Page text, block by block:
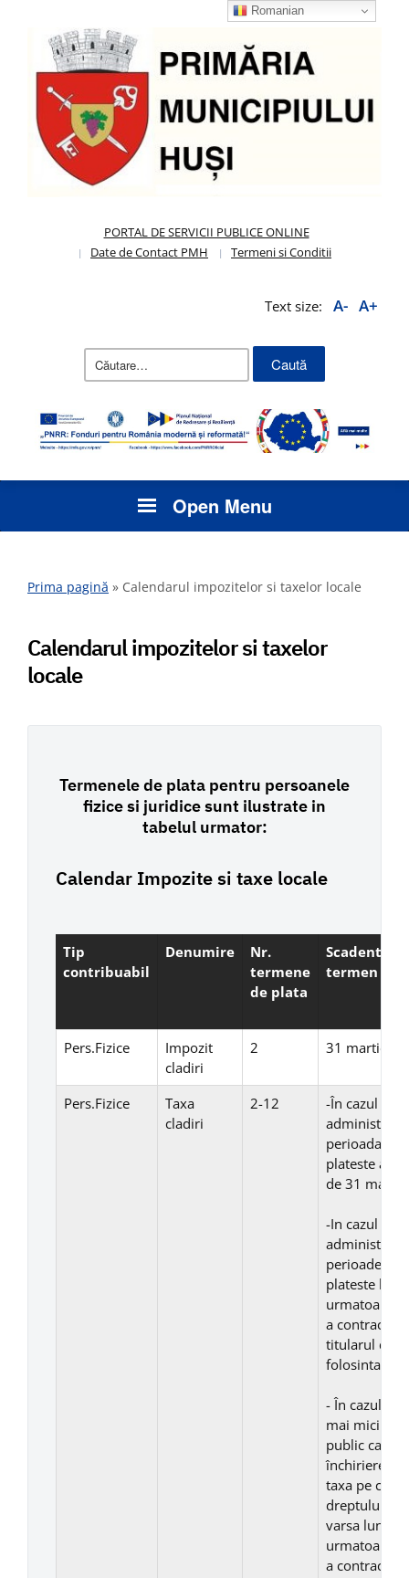
PORTAL DE SERVICII PUBLICE ONLINE
Date de Contact PMH
Termeni si Conditii
Text size: A- A+
Caută
Open Menu
Prima pagină » Calendarul impozitelor si taxelor locale
Calendarul impozitelor si taxelor
locale
Termenele de plata pentru persoanele
fizice si juridice sunt ilustrate in
tabelul urmator:
Calendar Impozite si taxe locale
Tip
contribuabil
Denumire
Nr.
termene
de plata
Scadenta
termen 1
Pers.Fizice
Impozit
cladiri
2 31 martie
Pers.Fizice
Taxa
cladiri
2-12
-În cazul
administrare
perioada
plateste
de 31
-In cazul
administrare
perioade
plateste
urmatoare
a
titularul
folosinta.
- În cazul
mai mici de
public care
închiriere,
taxa pe
dreptului de
varsa lunar,
urmatoare
a
Romanian